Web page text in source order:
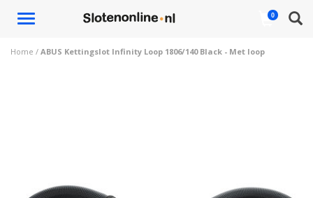
Toggle
0
Home / ABUS Kettingslot Infinity Loop 1806/140 Black - Met loop